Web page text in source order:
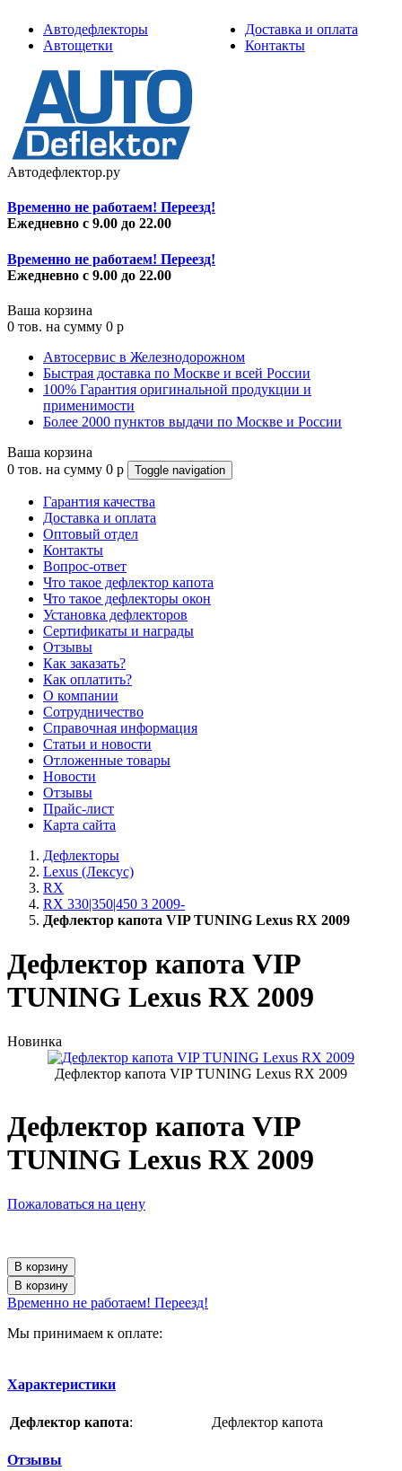
Автодефлекторы
Автощетки
Доставка и оплата
Контакты
Автодефлектор.ру
Временно не работаем! Переезд!
Ежедневно с 9.00 до 22.00
Временно не работаем! Переезд!
Ежедневно с 9.00 до 22.00
Ваша корзина
0 тов. на сумму 0 p
Автосервис в Железнодорожном
Быстрая доставка по Москве и всей России
100% Гарантия оригинальной продукции и
применимости
Более 2000 пунктов выдачи по Москве и России
Ваша корзина
0 тов. на сумму 0 p Toggle navigation
Гарантия качества
Доставка и оплата
Оптовый отдел
Контакты
Вопрос-ответ
Что такое дефлектор капота
Что такое дефлекторы окон
Установка дефлекторов
Сертификаты и награды
Отзывы
Как заказать?
Как оплатить?
О компании
Сотрудничество
Справочная информация
Статьи и новости
Отложенные товары
Новости
Отзывы
Прайс-лист
Карта сайта
Дефлекторы
Lexus (Лексус)
RX
RX 330|350|450 3 2009-
Дефлектор капота VIP TUNING Lexus RX 2009
Дефлектор капота VIP
TUNING Lexus RX 2009
Новинка
Дефлектор капота VIP TUNING Lexus RX 2009
Дефлектор капота VIP
TUNING Lexus RX 2009
Пожаловаться на цену
В корзину
В корзину
Временно не работаем! Переезд!
Мы принимаем к оплате:
Характеристики
Дефлектор капота: Дефлектор капота
Отзывы